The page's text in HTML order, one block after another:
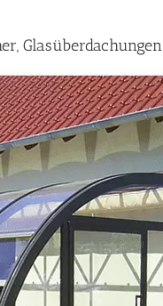
Glasüberdachungen